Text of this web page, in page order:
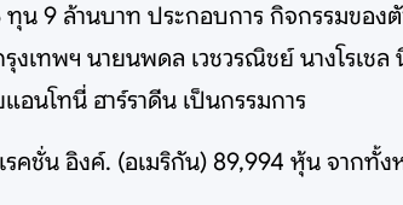
น 9 ล้านบาท ประกอบการ กิจกรรมขอ
เทพฯ นายนพดล เวชวรณิชย์ นางโรเช
อนโทนี่ ฮาร์ราดีน เป็นกรรมการ
คชั่น อิงค์. (อเมริกัน) 89,994 หุ้น จาก